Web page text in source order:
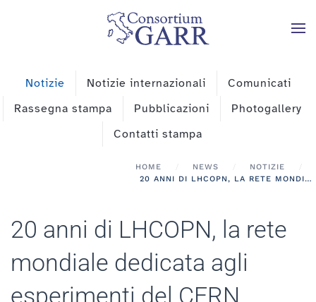
Skip to main content
Notizie Notizie internazionali
Comunicati
Rassegna stampa
Pubblicazioni
Photogallery
Contatti stampa
HOME NEWS
NOTIZIE
20 ANNI DI LHCOPN, LA RETE MONDIALE DEDICATA AGLI ESPERIMENTI DEL CERN
20 anni di LHCOPN, la rete
mondiale dedicata agli
esperimenti del CERN